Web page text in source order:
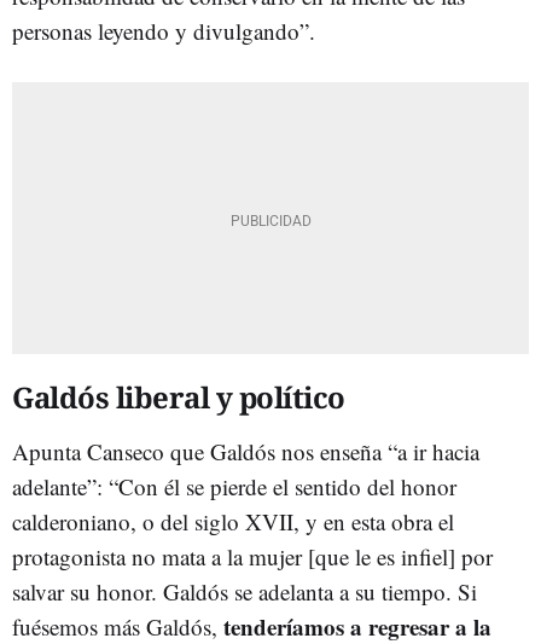
personas leyendo y divulgando”.
Galdós liberal y político
Apunta Canseco que Galdós nos enseña “a ir hacia
adelante”: “Con él se pierde el sentido del honor
calderoniano, o del siglo XVII, y en esta obra el
protagonista no mata a la mujer [que le es infiel] por
salvar su honor. Galdós se adelanta a su tiempo. Si
fuésemos más Galdós, tenderíamos a regresar a la